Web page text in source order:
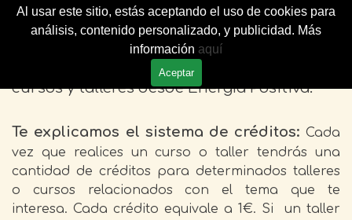
Al usar este sitio, estás aceptando el uso de cookies para
análisis, contenido personalizado, y publicidad. Más
información aquí
Aceptar
Vaya al Contenido
0 Saltar menú
Te presentamos toda las propuestas de
cursos y talleres desde Energía Positiva.
Te explicamos el sistema de créditos: Cada
vez que realices un curso o taller tendrás una
cantidad de créditos para determinados talleres
o cursos relacionados con el tema que te
interesa. Cada crédito equivale a 1€. Si un taller